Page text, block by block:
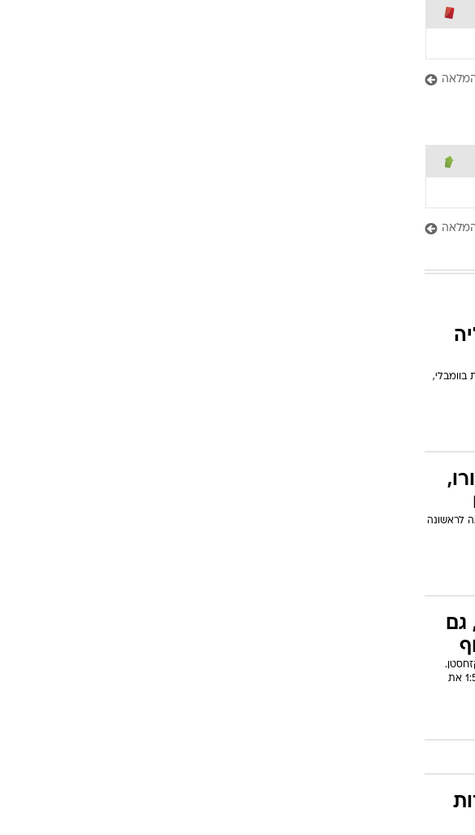
אנגליה
במשחק הידידות בוומבלי,
עלתה לראשונה
גם
אחרי 0:5 קליל על קזחסטן.
הוולשים הרשימו עם 1:4 על פינלנד ויארחו את פולין שהביסה 1:5 את